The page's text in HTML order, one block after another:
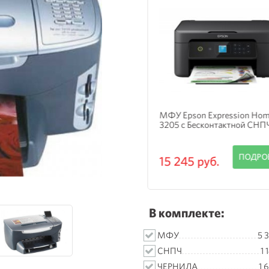
В комплекте:
МФУ
5
СНПЧ
1
ЧЕРНИЛА
1
OfficeJet Pro 8730 с
Hightech
руб.
МФУ Epson Expression
3205 с Бесконтактной
15 245 руб.